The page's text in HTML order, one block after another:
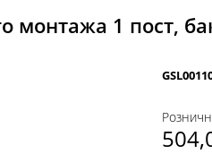
монтажа 1 пост,